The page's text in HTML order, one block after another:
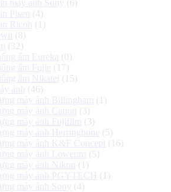
máy ảnh Sony (6)
Pisen
(4)
Ricoh
(1)
(8)
(32)
ẩm Eureka (0)
ẩm Fujie (17)
ẩm Nikatei (15)
ảnh
(46)
máy ảnh Billingham (1)
máy ảnh Canon
(3)
máy ảnh Fujifilm (3)
máy ảnh Herringbone (5)
máy ảnh K&F Concept (16)
máy ảnh Lowepro (5)
máy ảnh Nikon
(1)
máy ảnh PGYTECH
(1)
máy ảnh Sony (4)